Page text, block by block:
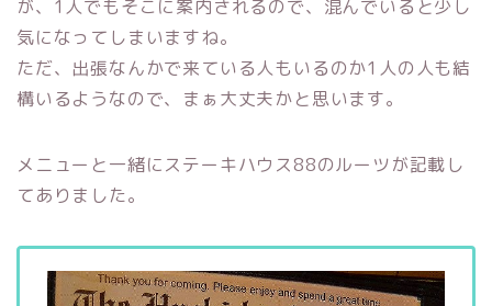
が、1人でもそこに案内されるので、混んでいると少し
気になってしまいますね。
ただ、出張なんかで来ている人もいるのか1人の人も結
構いるようなので、まぁ大丈夫かと思います。
メニューと一緒にステーキハウス88のルーツが記載し
てありました。